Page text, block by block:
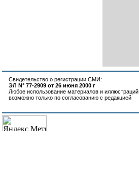
Свидетельство о регистрации СМИ:
ЭЛ N° 77-2909 от 26 июня 2000 г
Любое использование материалов и иллюстраций
возможно только по согласованию с редакцией